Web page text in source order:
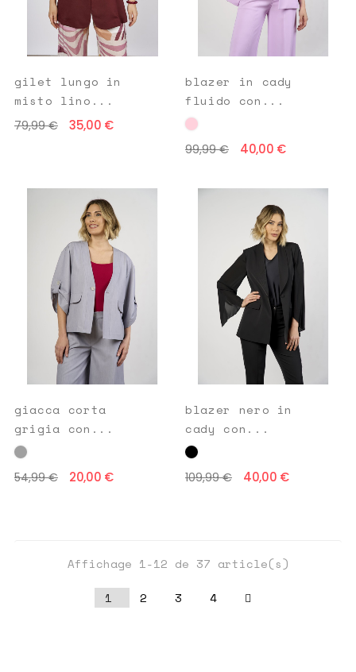
gilet lungo in
misto lino...
79,99 € 35,00 €
blazer in cady
fluido con...
99,99 € 40,00 €
giacca corta
grigia con...
54,99 € 20,00 €
blazer nero in
cady con...
109,99 € 40,00 €
Affichage 1-12 de 37 article(s)
1 2 3 4